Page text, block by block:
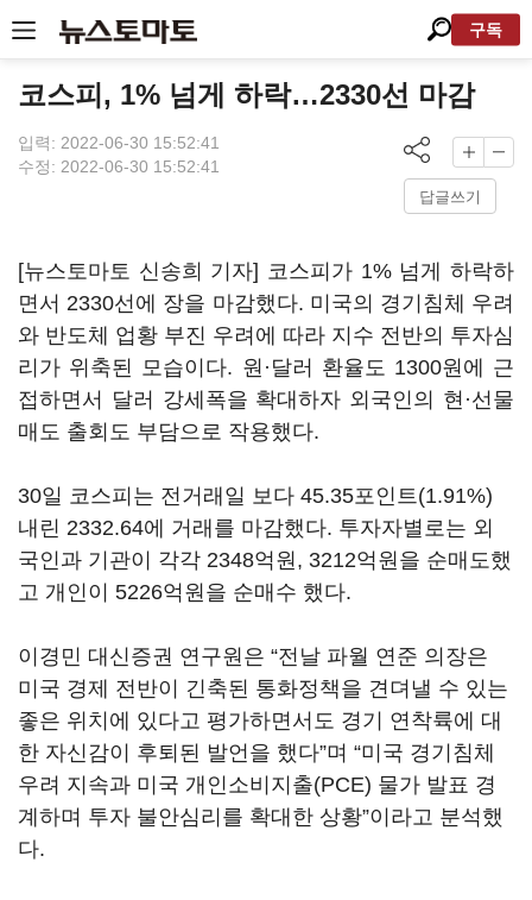
구독
코스피, 1% 넘게 하락…2330선 마감
입력: 2022-06-30 15:52:41
수정: 2022-06-30 15:52:41
답글쓰기
[뉴스토마토 신송희 기자] 코스피가 1% 넘게 하락하
면서 2330선에 장을 마감했다. 미국의 경기침체 우려
와 반도체 업황 부진 우려에 따라 지수 전반의 투자심
리가 위축된 모습이다. 원·달러 환율도 1300원에 근
접하면서 달러 강세폭을 확대하자 외국인의 현·선물
매도 출회도 부담으로 작용했다.
30일 코스피는 전거래일 보다 45.35포인트(1.91%)
내린 2332.64에 거래를 마감했다. 투자자별로는 외
국인과 기관이 각각 2348억원, 3212억원을 순매도했
고 개인이 5226억원을 순매수 했다.
이경민 대신증권 연구원은 “전날 파월 연준 의장은
미국 경제 전반이 긴축된 통화정책을 견뎌낼 수 있는
좋은 위치에 있다고 평가하면서도 경기 연착륙에 대
한 자신감이 후퇴된 발언을 했다”며 “미국 경기침체
우려 지속과 미국 개인소비지출(PCE) 물가 발표 경
계하며 투자 불안심리를 확대한 상황”이라고 분석했
다.